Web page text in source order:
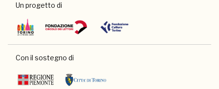
Un progetto di
Con il sostegno di